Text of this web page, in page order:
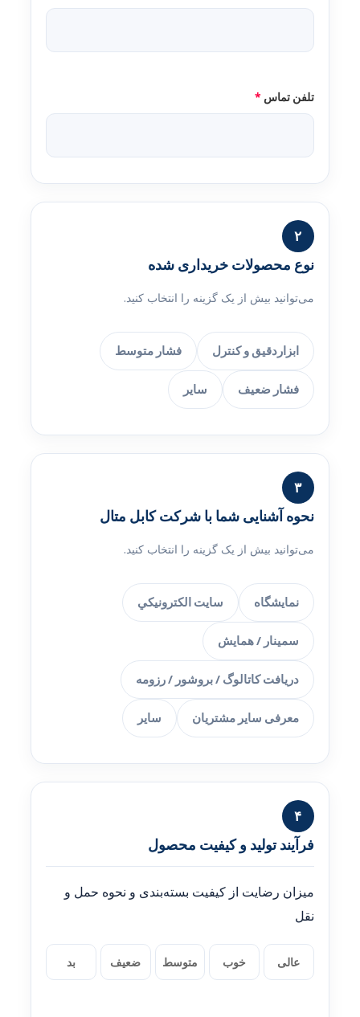
تلفن تماس *
۲
نوع محصولات خریداری شده
می‌توانید بیش از یک گزینه را انتخاب کنید.
ابزاردقيق و كنترل فشار متوسط
فشار ضعيف سایر
۳
نحوه آشنایی شما با شرکت کابل متال
می‌توانید بیش از یک گزینه را انتخاب کنید.
نمایشگاه سایت الکترونيکي
سمينار / همایش
دریافت كاتالوگ / بروشور / رزومه
معرفی سایر مشتریان سایر
۴
فرآیند تولید و کیفیت محصول
میزان رضایت از کیفیت بسته‌بندی و نحوه حمل و
نقل
عالی خوب متوسط ضعیف بد